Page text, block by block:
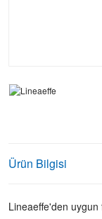
Ürün Bilgisi
Lineaeffe'den uygun